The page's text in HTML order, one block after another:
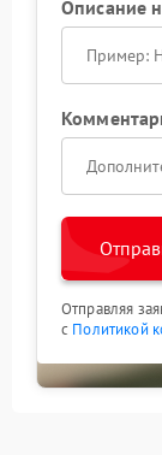
Описание
Отправляя
с Политикой